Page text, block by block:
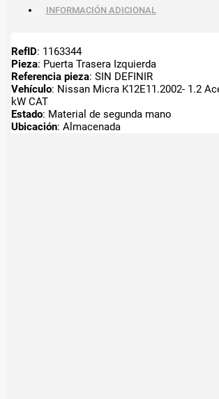
INFORMACIÓN ADICIONAL
RefID: 1163344
Pieza: Puerta Trasera Izquierda
Referencia pieza: SIN DEFINIR
Vehículo: Nissan Micra K12E11.2002- 1.2
kW CAT
Estado: Material de segunda mano
Ubicación: Almacenada